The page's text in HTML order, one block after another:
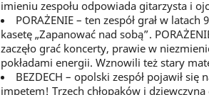
imieniu zespołu odpowiada gitarzysta i
PORAŻENIE – ten zespół grał w latach
kasetę „Zapanować nad sobą”.
zaczęło grać koncerty, prawie w
pokładami energii. Wznowili też stary
BEZDECH – opolski zespół pojawił się
impetem! Trzech chłopaków i